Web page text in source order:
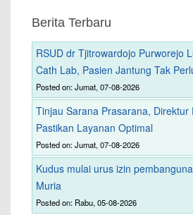
Berita Terbaru
RSUD dr Tjitrowardojo Purworejo
Cath Lab, Pasien Jantung Tak
Posted on: Jumat, 07-08-2026
Tinjau Sarana Prasarana, Direktur
Pastikan Layanan Optimal
Posted on: Jumat, 07-08-2026
Kudus mulai urus izin
Muria
Posted on: Rabu, 05-08-2026